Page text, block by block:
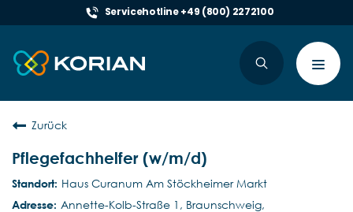
Servicehotline +49 (800) 2272100
Zurück
Pflegefachhelfer (w/m/d)
Haus Curanum Am Stöckheimer Markt
Annette-Kolb-Straße 1, Braunschweig,